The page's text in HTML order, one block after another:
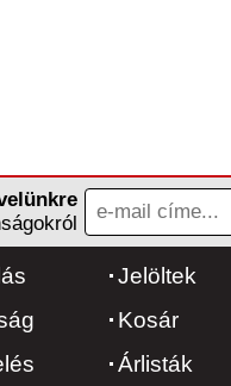
Jelöltek
Kosár
Árlisták